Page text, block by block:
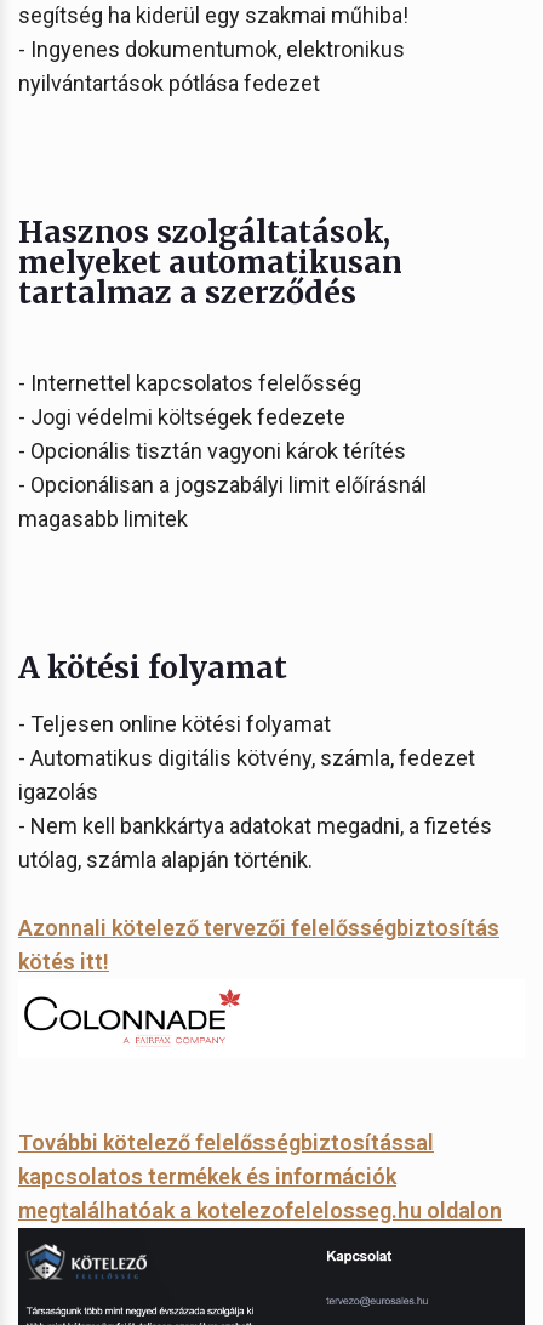
segítség ha kiderül egy szakmai műhiba!
- Ingyenes dokumentumok, elektronikus
nyilvántartások pótlása fedezet
Hasznos szolgáltatások,
melyeket automatikusan
tartalmaz a szerződés
- Internettel kapcsolatos felelősség
- Jogi védelmi költségek fedezete
- Opcionális tisztán vagyoni károk térítés
- Opcionálisan a jogszabályi limit előírásnál
magasabb limitek
A kötési folyamat
- Teljesen online kötési folyamat
- Automatikus digitális kötvény, számla, fedezet
igazolás
- Nem kell bankkártya adatokat megadni, a fizetés
utólag, számla alapján történik.
Azonnali kötelező tervezői felelősségbiztosítás
kötés itt!
További kötelező felelősségbiztosítással
kapcsolatos termékek és információk
megtalálhatóak a kotelezofelelosseg.hu oldalon